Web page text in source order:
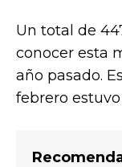
Un total de
conocer esta
año pasado.
febrero estuvo